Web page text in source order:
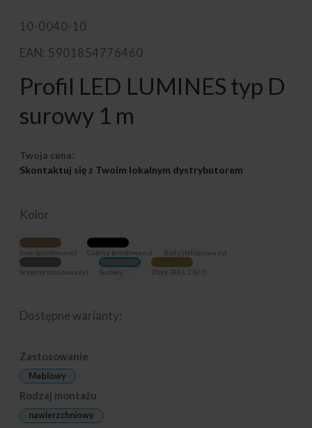
10-0040-10
EAN: 5901854776460
Profil LED LUMINES typ D
surowy 1 m
Twoja cena:
Skontaktuj się z Twoim lokalnym dystrybutorem
Kolor
Inox (anodowany) Czarny (anodowany) Biały (lakierowany)
Srebrny (anodowany) Surowy Złoty (RAL 1923)
Dostępne warianty:
Zastosowanie
Meblowy
Rodzaj montażu
nawierzchniowy